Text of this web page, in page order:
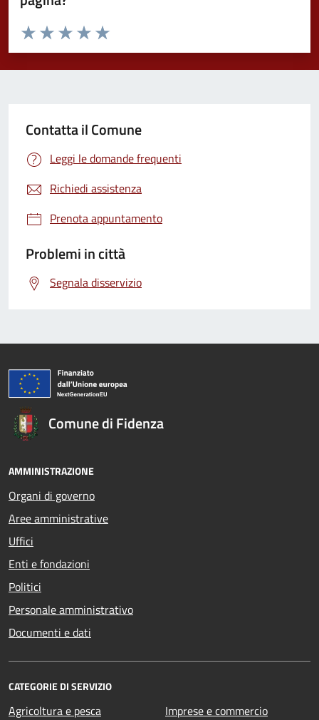
Valuta da 1 a 5 stelle la pagina
Valuta 5 stelle su 5
Valuta 4 stelle su 5
Valuta 3 stelle su 5
Valuta 2 stelle su 5
Valuta 1 stelle su 5
Contatta il Comune
Leggi le domande frequenti
Richiedi assistenza
Prenota appuntamento
Problemi in città
Segnala disservizio
Comune di Fidenza
AMMINISTRAZIONE
Organi di governo
Aree amministrative
Uffici
Enti e fondazioni
Politici
Personale amministrativo
Documenti e dati
CATEGORIE DI SERVIZIO
Agricoltura e pesca
Imprese e commercio